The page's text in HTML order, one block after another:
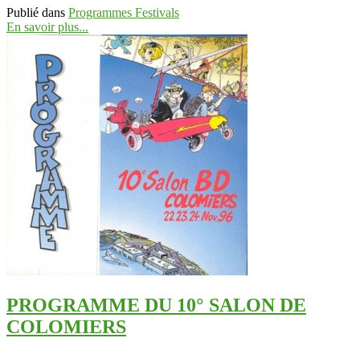
Publié dans Programmes Festivals
En savoir plus...
PROGRAMME DU 10° SALON DE
COLOMIERS